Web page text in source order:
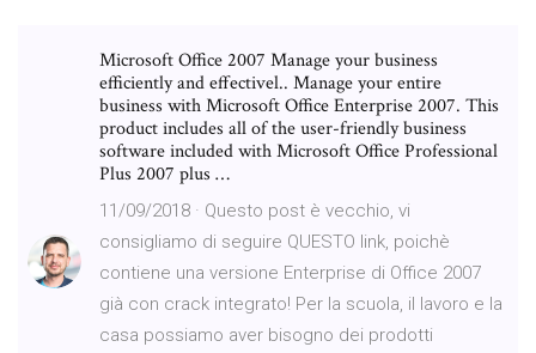
Microsoft Office 2007 Manage your business
efficiently and effectivel.. Manage your entire
business with Microsoft Office Enterprise 2007. This
product includes all of the user-friendly business
software included with Microsoft Office Professional
Plus 2007 plus …
11/09/2018 · Questo post è vecchio, vi
consigliamo di seguire QUESTO link, poichè
contiene una versione Enterprise di Office 2007
già con crack integrato! Per la scuola, il lavoro e la
casa possiamo aver bisogno dei prodotti